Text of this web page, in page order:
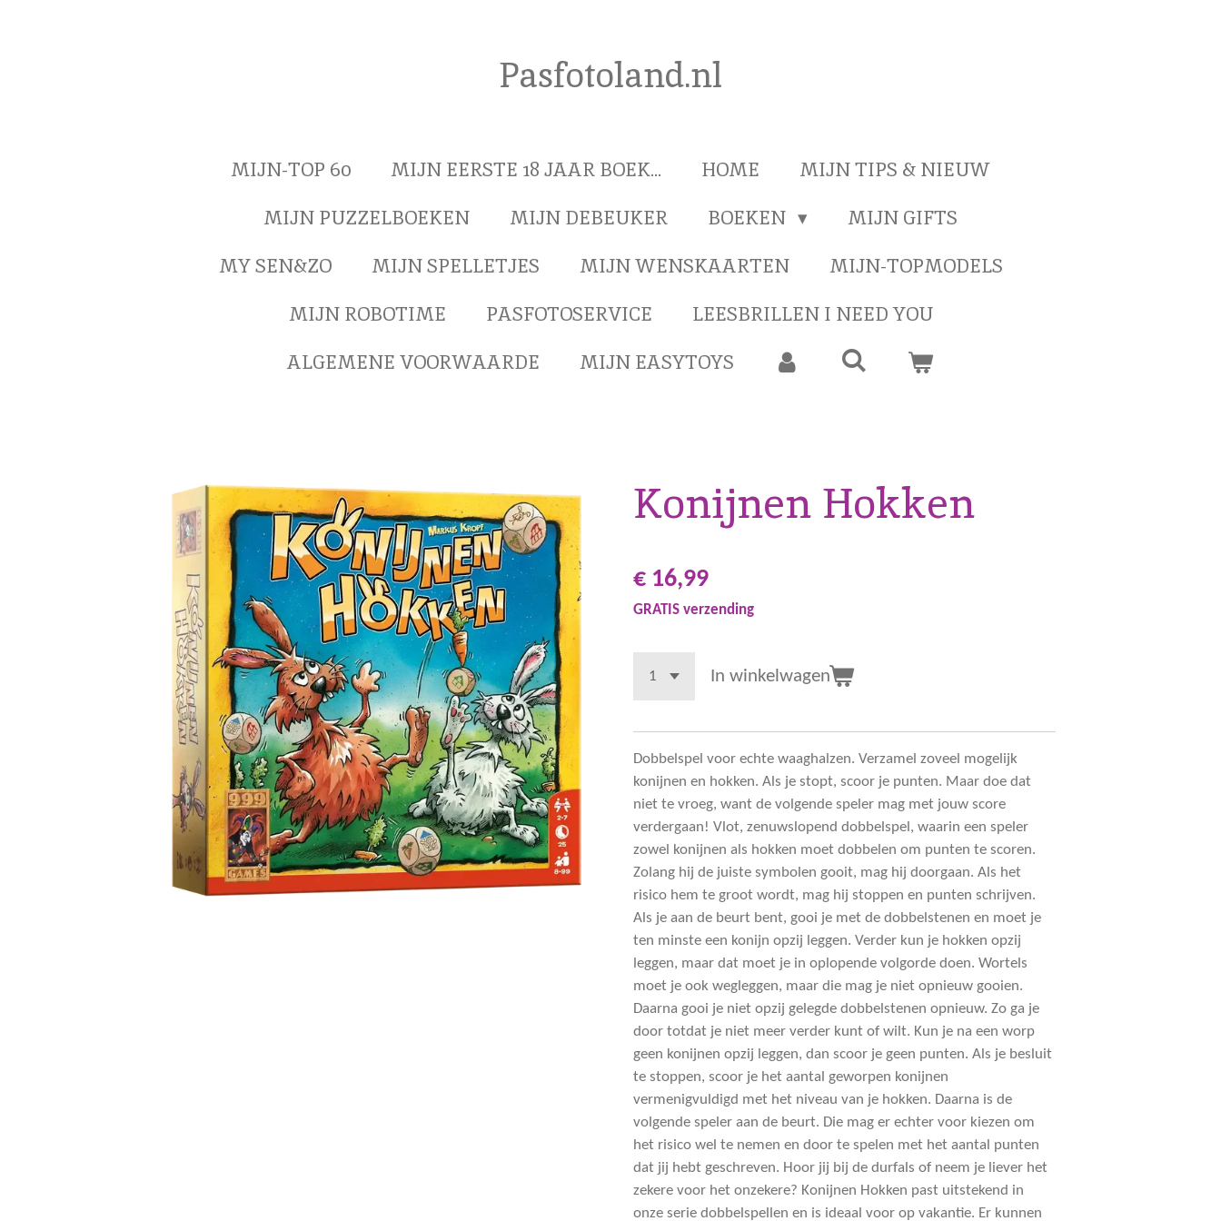
Pasfotoland.nl
MIJN-TOP 60 MIJN EERSTE 18 JAAR BOEK... HOME
MIJN TIPS & NIEUW
MIJN PUZZELBOEKEN
MIJN DEBEUKER BOEKEN
MIJN GIFTS
MY SEN&ZO
MIJN SPELLETJES MIJN WENSKAARTEN
MIJN-TOPMODELS
MIJN ROBOTIME
PASFOTOSERVICE
LEESBRILLEN I NEED YOU
ALGEMENE VOORWAARDE
MIJN EASYTOYS
Konijnen Hokken
€ 16,99
GRATIS verzending
In winkelwagen
Dobbelspel voor echte waaghalzen. Verzamel zoveel mogelijk
konijnen en hokken. Als je stopt, scoor je punten. Maar doe dat
niet te vroeg, want de volgende speler mag met jouw score
verdergaan! Vlot, zenuwslopend dobbelspel, waarin een speler
zowel konijnen als hokken moet dobbelen om punten te scoren.
Zolang hij de juiste symbolen gooit, mag hij doorgaan. Als het
risico hem te groot wordt, mag hij stoppen en punten schrijven.
Als je aan de beurt bent, gooi je met de dobbelstenen en moet je
ten minste een konijn opzij leggen. Verder kun je hokken opzij
leggen, maar dat moet je in oplopende volgorde doen. Wortels
moet je ook wegleggen, maar die mag je niet opnieuw gooien.
Daarna gooi je niet opzij gelegde dobbelstenen opnieuw. Zo ga je
door totdat je niet meer verder kunt of wilt. Kun je na een worp
geen konijnen opzij leggen, dan scoor je geen punten. Als je besluit
te stoppen, scoor je het aantal geworpen konijnen
vermenigvuldigd met het niveau van je hokken. Daarna is de
volgende speler aan de beurt. Die mag er echter voor kiezen om
het risico wel te nemen en door te spelen met het aantal punten
dat jij hebt geschreven. Hoor jij bij de durfals of neem je liever het
zekere voor het onzekere? Konijnen Hokken past uitstekend in
onze serie dobbelspellen en is ideaal voor op vakantie. Er kunnen